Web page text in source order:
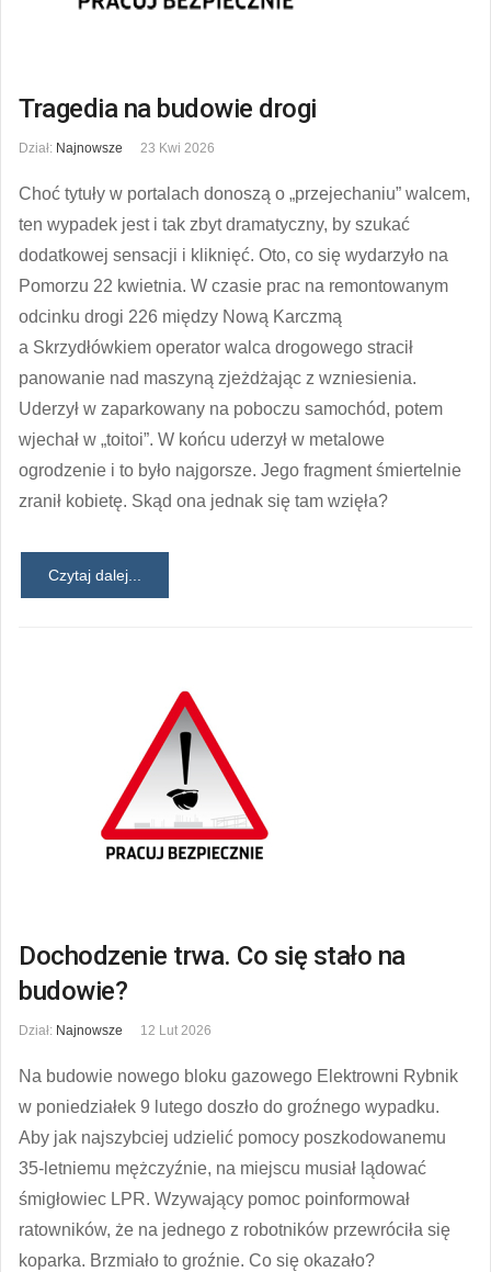
Tragedia na budowie drogi
Dział: Najnowsze 23 Kwi 2026
Choć tytuły w portalach donoszą o „przejechaniu” walcem,
ten wypadek jest i tak zbyt dramatyczny, by szukać
dodatkowej sensacji i kliknięć. Oto, co się wydarzyło na
Pomorzu 22 kwietnia. W czasie prac na remontowanym
odcinku drogi 226 między Nową Karczmą
a Skrzydłówkiem operator walca drogowego stracił
panowanie nad maszyną zjeżdżając z wzniesienia.
Uderzył w zaparkowany na poboczu samochód, potem
wjechał w „toitoi”. W końcu uderzył w metalowe
ogrodzenie i to było najgorsze. Jego fragment śmiertelnie
zranił kobietę. Skąd ona jednak się tam wzięła?
Czytaj dalej...
Dochodzenie trwa. Co się stało na
budowie?
Dział: Najnowsze 12 Lut 2026
Na budowie nowego bloku gazowego Elektrowni Rybnik
w poniedziałek 9 lutego doszło do groźnego wypadku.
Aby jak najszybciej udzielić pomocy poszkodowanemu
35-letniemu mężczyźnie, na miejscu musiał lądować
śmigłowiec LPR. Wzywający pomoc poinformował
ratowników, że na jednego z robotników przewróciła się
koparka. Brzmiało to groźnie. Co się okazało?